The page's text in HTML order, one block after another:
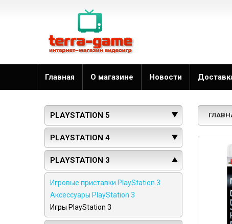
Главная О магазине Новости
PLAYSTATION 5
PLAYSTATION 4
PLAYSTATION 3
Игровые приставки PlayStation 3
Аксессуары PlayStation 3
Игры PlayStation 3